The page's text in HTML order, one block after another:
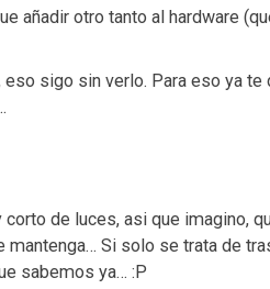
añadir otro tanto al hardware
eso sigo sin verlo. Para eso ya te
de luces, asi que imagino,
Si solo se trata de
sabemos ya… :P